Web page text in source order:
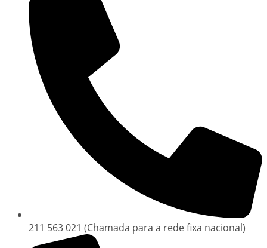
211 563 021 (Chamada para a rede fixa nacional)